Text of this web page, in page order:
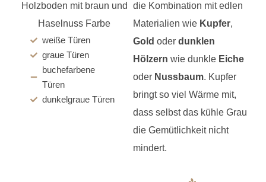
weiße Türen
graue Türen
buchefarbene
Türen
dunkelgraue Türen
die Kombination mit edlen
Materialien wie Kupfer,
Gold oder dunklen
Hölzern wie dunkle Eiche
oder Nussbaum. Kupfer
bringt so viel Wärme mit,
dass selbst das kühle Grau
die Gemütlichkeit nicht
mindert.